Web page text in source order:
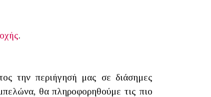
.
την περιήγησή μας σε διάσημες
θα πληροφορηθούμε τις πιο